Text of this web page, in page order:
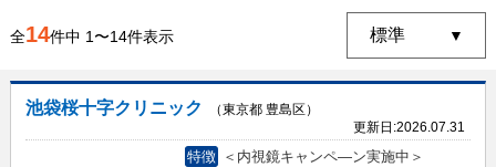
全14件中 1〜14件表示
池袋桜十字クリニック
（東京都 豊島区）
更新日:2026.07.31
特徴
＜内視鏡キャンペ―ン実施中＞